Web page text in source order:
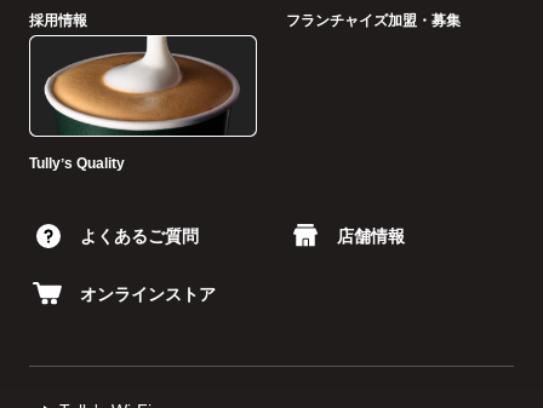
採用情報 フランチャイズ加盟・募集
Tullyʼs Quality
よくあるご質問 店舗情報
オンラインストア